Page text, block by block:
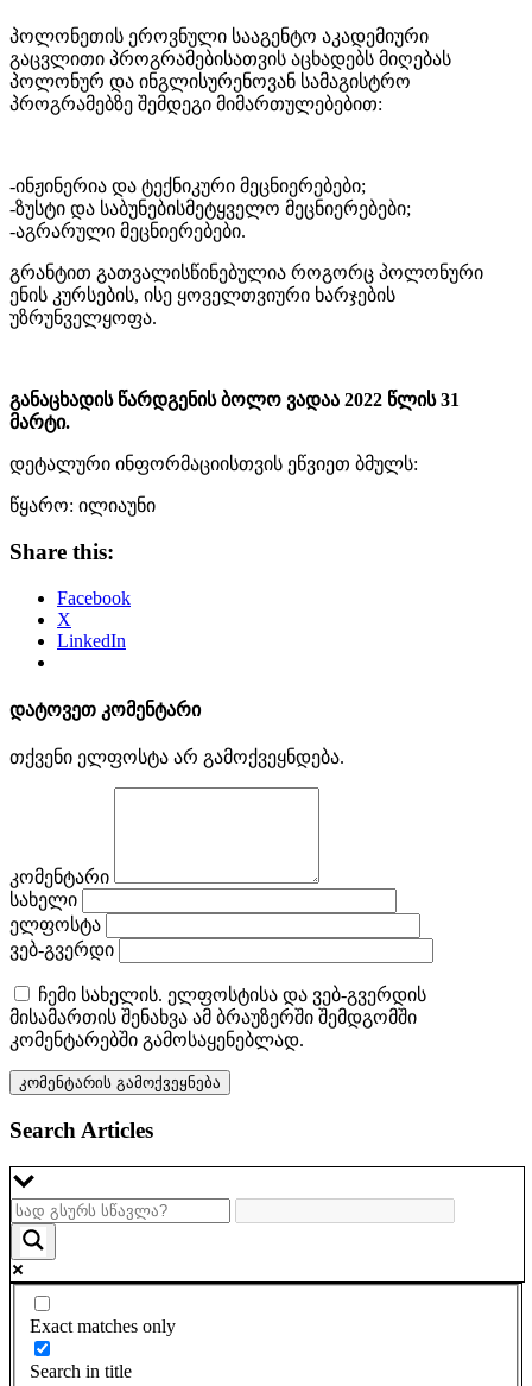
პოლონეთის ეროვნული სააგენტო აკადემიური
გაცვლითი პროგრამებისათვის აცხადებს მიღებას
პოლონურ და ინგლისურენოვან სამაგისტრო
პროგრამებზე შემდეგი მიმართულებებით:
-ინჟინერია და ტექნიკური მეცნიერებები;
-ზუსტი და საბუნებისმეტყველო მეცნიერებები;
-აგრარული მეცნიერებები.
გრანტით გათვალისწინებულია როგორც პოლონური
ენის კურსების, ისე ყოველთვიური ხარჯების
უზრუნველყოფა.
განაცხადის წარდგენის ბოლო ვადაა 2022 წლის 31
მარტი.
დეტალური ინფორმაციისთვის ეწვიეთ ბმულს:
წყარო: ილიაუნი
Share this:
Facebook
X
LinkedIn
დატოვეთ კომენტარი
თქვენი ელფოსტა არ გამოქვეყნდება.
კომენტარი
სახელი
ელფოსტა
ვებ-გვერდი
ჩემი სახელის. ელფოსტისა და ვებ-გვერდის
მისამართის შენახვა ამ ბრაუზერში შემდგომში
კომენტარებში გამოსაყენებლად.
Search Articles
Exact matches only
Search in title